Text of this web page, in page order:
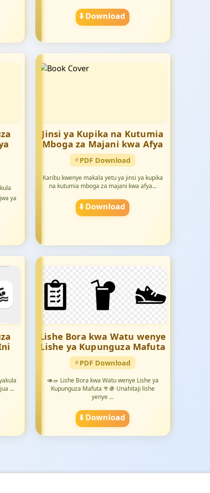
⬇️ Download
ya
Jinsi ya Kupika na Kutumia
Mboga za Majani kwa Afya
PDF Download
Karibu kwenye makala yetu ya jinsi ya kupika
na kutumia mboga za majani kwa afya...
⬇️ Download
...
Lishe Bora kwa Watu wenye
Lishe ya Kupunguza Mafuta
PDF Download
🥑🥗 Lishe Bora kwa Watu wenye Lishe ya
Kupunguza Mafuta 🥦🍇 Unahitaji lishe
yenye ...
⬇️ Download